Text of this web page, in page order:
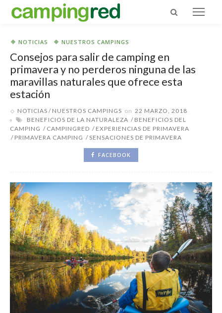
NOTICIAS NUESTROS CAMPINGS
Consejos para salir de camping en
primavera y no perderos ninguna de las
maravillas naturales que ofrece esta
estación
NOTICIAS NUESTROS CAMPINGS on 22 MARZO, 2018
BENEFICIOS DE LA NATURALEZA
BENEFICIOS DEL
CAMPING
CAMPINGRED
EXPERIENCIAS DE PRIMAVERA
PRIMAVERA CAMPING
SENSACIONES DE PRIMAVERA
FACEBOOK